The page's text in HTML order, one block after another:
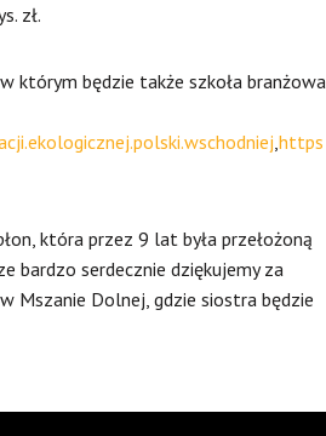
zł.
którym będzie także szkoła branżowa
https
która przez 9 lat była przełożoną
bardzo serdecznie dziękujemy za
Mszanie Dolnej, gdzie siostra będzie